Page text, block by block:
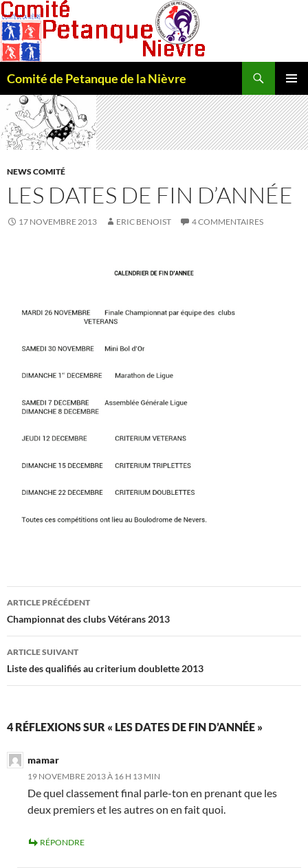
Comité de Petanque de la Nièvre
MENU
AU
CONTENU
NEWS COMITÉ
LES DATES DE FIN D’ANNÉE
17 NOVEMBRE 2013 ERIC BENOIST 4 COMMENTAIRES
Navigation
des
articles
ARTICLE PRÉCÉDENT
Championnat des clubs Vétérans 2013
ARTICLE SUIVANT
Liste des qualifiés au criterium doublette 2013
4 RÉFLEXIONS SUR « LES DATES DE FIN D’ANNÉE »
mamar
19 NOVEMBRE 2013 À 16 H 13 MIN
De quel classement final parle-ton en prenant que les
deux premiers et les autres on en fait quoi.
RÉPONDRE